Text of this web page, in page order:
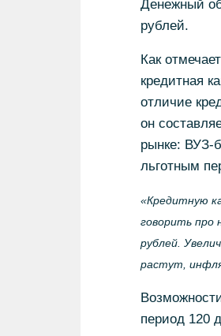
Денежный
рублей.
Как
кредитная
отличие
он
рынке: ВУЗ-
льготным
«Кредитную
говорить про
рублей.
растут,
период 120